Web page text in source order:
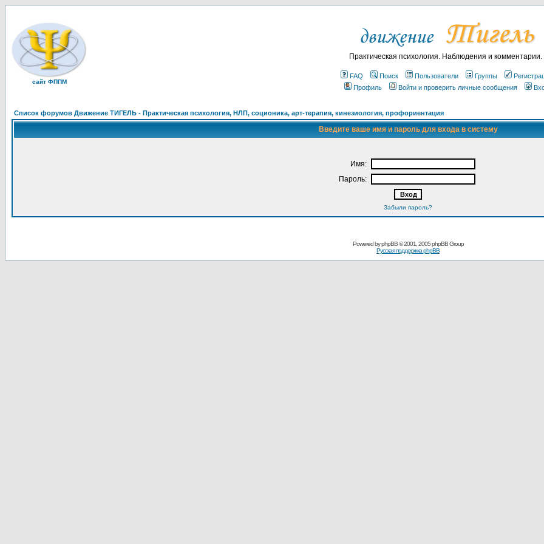
сайт ФППМ
Практическая психология. Наблюдения и комментарии.
FAQ Поиск Пользователи Группы
Профиль
Войти и проверить личные сообщения
Список форумов Движение ТИГЕЛЬ - Практическая психология, НЛП, соционика, арт-терапия, кинезиология, профориентация
Введите ваше имя и пароль для входа в систему
Имя:
Пароль:
Забыли пароль?
Powered byphpBB© 2001, 2005 phpBB Group
Русская поддержка phpBB